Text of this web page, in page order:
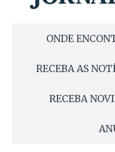
ONDE
RECEBA AS
RECEBA